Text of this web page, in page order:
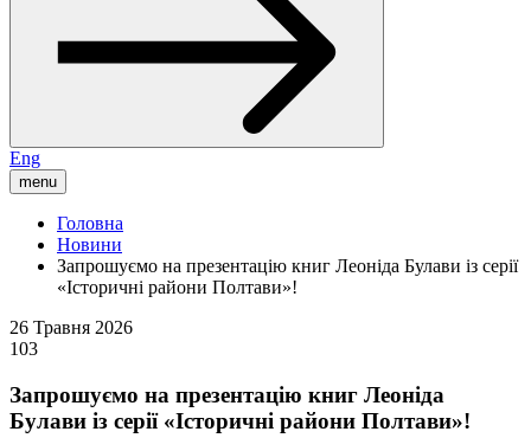
Eng
menu
Головна
Новини
Запрошуємо на презентацію книг Леоніда Булави із серії
«Історичні райони Полтави»!
26 Травня 2026
103
Запрошуємо на презентацію книг Леоніда
Булави із серії «Історичні райони Полтави»!